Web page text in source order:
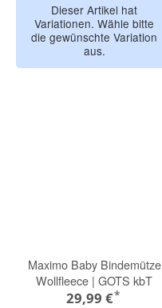
Dieser Artikel hat
Variationen. Wähle bitte
die gewünschte Variation
aus.
Maximo Baby Bindemütze
Wollfleece | GOTS kbT
29,99 €*